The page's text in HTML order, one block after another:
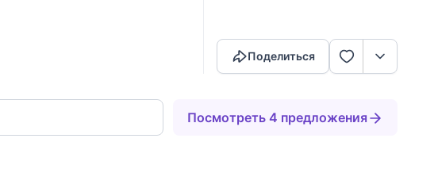
Поделиться
Посмотреть 4 предложения